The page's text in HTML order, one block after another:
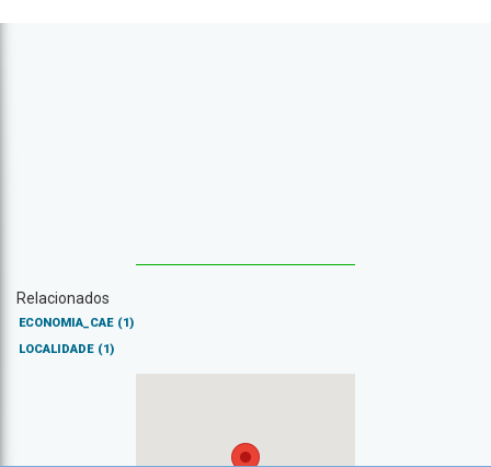
Relacionados
ECONOMIA_CAE (1)
LOCALIDADE (1)